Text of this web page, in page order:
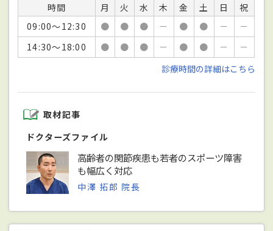
時間 月 火 水 木 金 土 日
祝
09:00～12:30
● ● ● － ● ● －
－
14:30～18:00
● ● ● － ● ● －
－
診療時間の詳細はこちら
取材記事
ドクターズファイル
高齢者の関節疾患も若者のスポーツ障害
も幅広く対応
中澤 拓郎 院長